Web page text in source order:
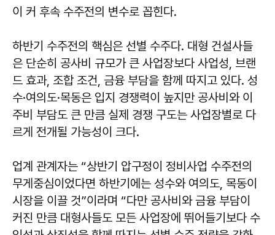
이 커 후속 수주전의 변수로 꼽힌다.
하반기 수주전의 핵심은 선별 수주다. 대형 건설사들
은 단순히 공사비 규모가 큰 사업장보다 사업성, 브랜
드 효과, 조합 조건, 금융 부담을 함께 따지고 있다. 성
수·여의도·목동은 입지 경쟁력이 높지만 공사비와 이
주비 부담도 큰 만큼 실제 경쟁 구도는 사업장별로 다
르게 전개될 가능성이 크다.
업계 관계자는 “상반기 압구정이 정비사업 수주전의
무게중심이었다면 하반기에는 성수와 여의도, 목동이
시장을 이끌 것”이라며 “다만 공사비와 금융 부담이
커진 만큼 대형사들도 모든 사업장에 뛰어들기보다 수